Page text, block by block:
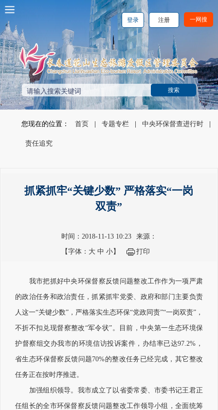
一网搜
注册
登录
您现在的位置： 首页 专题专栏 中央环保督查进行时
责任追究
抓紧抓牢“关键少数” 严格落实“一岗
双责”
时间：2018-11-13 10:23 来源：
【字体： 大 中 小】 打印
我市把抓好中央环保督察反馈问题整改工作作为一项严肃
的政治任务和政治责任，抓紧抓牢党委、政府和部门主要负责
人这一“关键少数”，严格落实生态环保“党政同责”“一岗双责”，
不折不扣兑现督察整改“军令状”。目前，中央第一生态环境保
护督察组交办我市的环境信访投诉案件，办结率已达97.2%，
省生态环保督察反馈问题70%的整改任务已经完成，其它整改
任务正在按时序推进。
加强组织领导。我市成立了以省委常委、市委书记王君正
任组长的全市环保督察反馈问题整改工作领导小组，全面统筹